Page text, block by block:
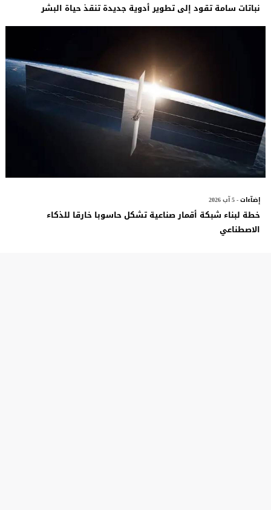
نباتات سامة تقود إلى تطوير أدوية جديدة تنقذ حياة البشر
إضآءات- 5 آب 2026
خطة لبناء شبكة أقمار صناعية تشكل حاسوبا خارقا للذكاء
الاصطناعي